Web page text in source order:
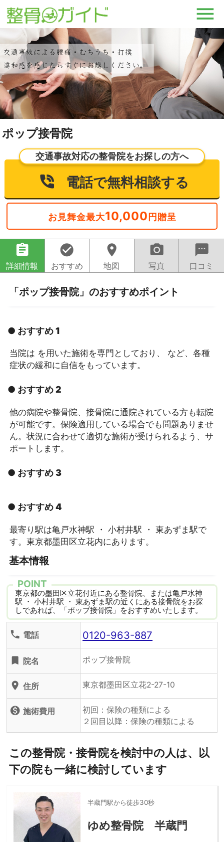
ポップ接骨院
交通事故対応の整骨院をお探しの方へ
電話で無料相談する
お見舞金最大10,000 円贈呈
assignment
詳細情報
check_circle
おすすめ
location_on
地図
camera_alt
写真
sms
口コミ
「ポップ接骨院」のおすすめポイント
● おすすめ 1
当院は を用いた施術を専門としており、 など、各種
症状の緩和に自信をもっています。
● おすすめ 2
他の病院や整骨院、接骨院に通院されている方も転院
が可能です。保険適用している場合でも問題ありませ
ん。状況に合わせて適切な施術が受けられるよう、サ
ポートします。
● おすすめ 3
● おすすめ 4
最寄り駅は亀戸水神駅 ・ 小村井駅 ・ 東あずま駅で
す。東京都墨田区立花内にあります。
基本情報
POINT
東京都の墨田区立花付近にある整骨院、または亀戸水神
駅 ・ 小村井駅 ・ 東あずま駅の近くにある接骨院をお探
しであれば、「ポップ接骨院」をおすすめいたします。
phone 電話 0120-963-887
turned_in 院名 ポップ接骨院
location_on 住所 東京都墨田区立花2-27-10
monetization_on 施術費用
初回：保険の種類による
２回目以降：保険の種類による
この整骨院・接骨院を検討中の人は、以
下の院も一緒に検討しています
半蔵門駅から徒歩30秒
ゆめ整骨院 半蔵門